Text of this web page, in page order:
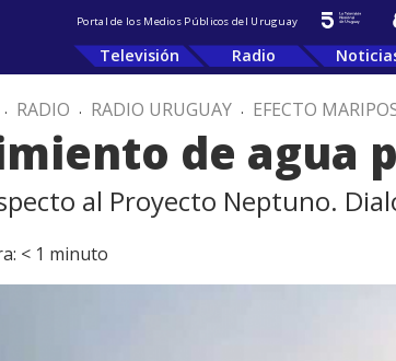
Portal de los Medios Públicos del Uruguay
Televisión Radio
. RADIO . RADIO URUGUAY . EFECTO
de agua
al Proyecto Neptuno.
< 1 minuto